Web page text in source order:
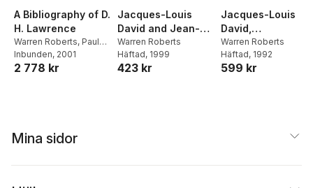
A Bibliography of D.
H. Lawrence
Warren Roberts, Paul
Poplawski
Inbunden, 2001
2 778 kr
Jacques-Louis
David and Jean-
Louis Prieur,
Revolutionary
Artists
Warren Roberts
Häftad, 1999
423 kr
Jacques-Louis
David,
Revolutionary
Warren Roberts
Häftad, 1992
599 kr
Mina sidor